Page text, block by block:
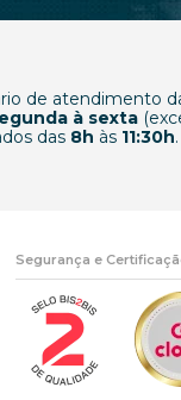
de atendimento
à sexta
das 8h às 11:30h.
Segurança e